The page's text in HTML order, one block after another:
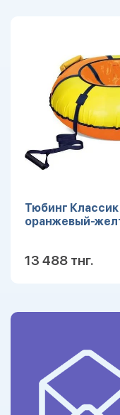
Тюбинг
оранжевый-
13 488 тнг.